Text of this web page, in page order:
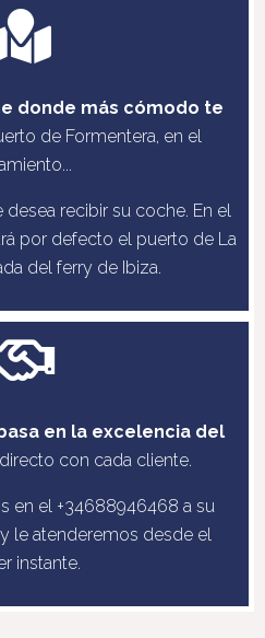
donde más cómodo te
de Formentera, en el
recibir su coche. En el
por defecto el puerto de La
del ferry de Ibiza.
en la excelencia del
con cada cliente.
en el +34688946468 a su
le atenderemos desde el
instante.